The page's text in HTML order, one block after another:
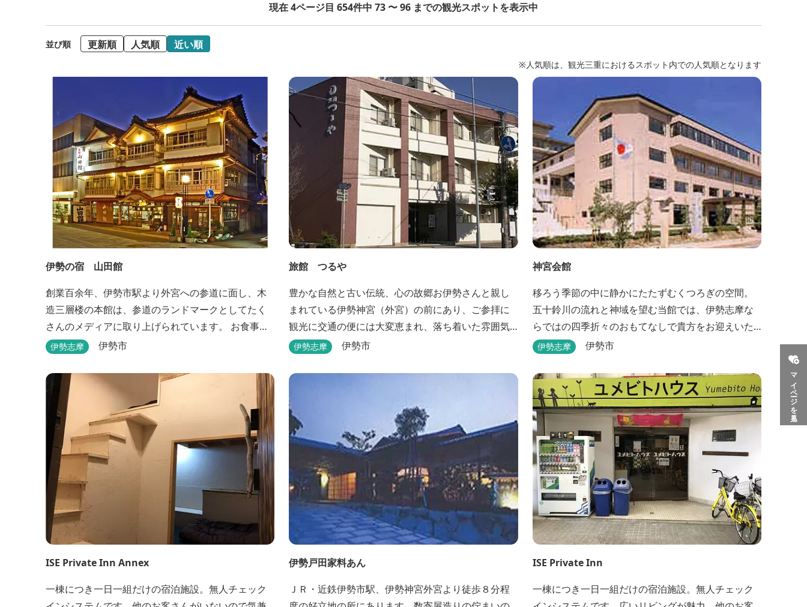
マイページを見る
現在 4ページ目 654件中 73 〜 96 までの観光スポットを表示中
並び順 更新順 人気順 近い順
※人気順は、観光三重におけるスポット内での人気順となります
伊勢の宿 山田館
創業百余年、伊勢市駅より外宮への参道に面し、木
造三層楼の本館は、参道のランドマークとしてたく
さんのメディアに取り上げられています。 お食事も
伊勢志摩の食材をお値打ちに堪能できるとご好評い
伊勢志摩 伊勢市
旅館 つるや
豊かな自然と古い伝統、心の故郷お伊勢さんと親し
まれている伊勢神宮（外宮）の前にあり、ご参拝に
観光に交通の便には大変恵まれ、落ち着いた雰囲気
と家庭的な気楽さでご愛顧を頂いております。
伊勢志摩 伊勢市
神宮会館
移ろう季節の中に静かにたたずむくつろぎの空間。
五十鈴川の流れと神域を望む当館では、伊勢志摩な
らではの四季折々のおもてなしで貴方をお迎えいた
します。伊勢神宮（内宮）に歩いて５分。早朝参拝
伊勢志摩 伊勢市
ISE Private Inn Annex
一棟につき一日一組だけの宿泊施設。無人チェック
伊勢戸田家料あん
ＪＲ・近鉄伊勢市駅、伊勢神宮外宮より徒歩８分程
ISE Private Inn
一棟につき一日一組だけの宿泊施設。無人チェック